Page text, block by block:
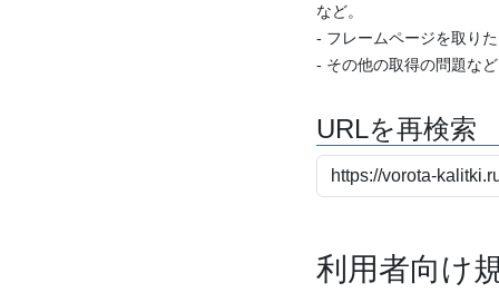
など。
- フレームページを取り
- その他の取得の問題な
URLを再検索
利用者向け